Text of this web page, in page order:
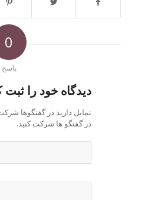
0
پاسخ
دیدگاه خود را ثبت
تمایل دارید در گفتگوها
در گفتگو ها شرکت کنید.